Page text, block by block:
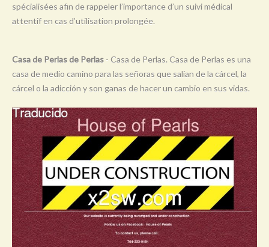
spécialisées afin de rappeler l’importance d’un suivi médical
attentif en cas d’utilisation prolongée.
Casa de Perlas de Perlas - Casa de Perlas. Casa de Perlas es una
casa de medio camino para las señoras que salían de la cárcel, la
cárcel o la adicción y son ganas de hacer un cambio en sus vidas.